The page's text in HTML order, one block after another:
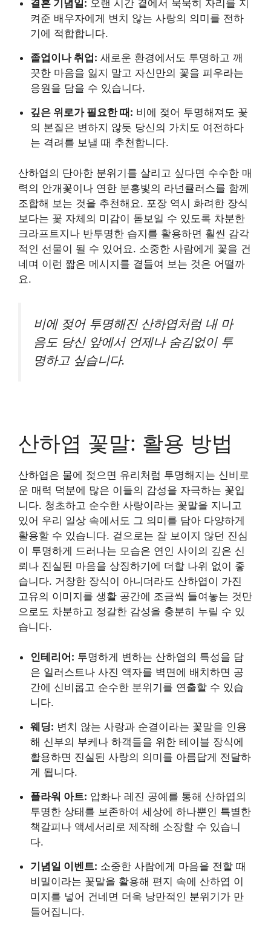
결혼 기념일: 오랜 시간 곁에서 묵묵히 자리를 지
켜준 배우자에게 변치 않는 사랑의 의미를 전하
기에 적합합니다.
졸업이나 취업: 새로운 환경에서도 투명하고 깨
끗한 마음을 잃지 말고 자신만의 꽃을 피우라는
응원을 담을 수 있습니다.
깊은 위로가 필요한 때: 비에 젖어 투명해져도 꽃
의 본질은 변하지 않듯 당신의 가치도 여전하다
는 격려를 보낼 때 추천합니다.
산하엽의 단아한 분위기를 살리고 싶다면 수수한 매
력의 안개꽃이나 연한 분홍빛의 라넌큘러스를 함께
조합해 보는 것을 추천해요. 포장 역시 화려한 장식
보다는 꽃 자체의 미감이 돋보일 수 있도록 차분한
크라프트지나 반투명한 습지를 활용하면 훨씬 감각
적인 선물이 될 수 있어요. 소중한 사람에게 꽃을 건
네며 이런 짧은 메시지를 곁들여 보는 것은 어떨까
요.
비에 젖어 투명해진 산하엽처럼 내 마
음도 당신 앞에서 언제나 숨김없이 투
명하고 싶습니다.
산하엽 꽃말: 활용 방법
산하엽은 물에 젖으면 유리처럼 투명해지는 신비로
운 매력 덕분에 많은 이들의 감성을 자극하는 꽃입
니다. 청초하고 순수한 사랑이라는 꽃말을 지니고
있어 우리 일상 속에서도 그 의미를 담아 다양하게
활용할 수 있습니다. 겉으로는 잘 보이지 않던 진심
이 투명하게 드러나는 모습은 연인 사이의 깊은 신
뢰나 진실된 마음을 상징하기에 더할 나위 없이 좋
습니다. 거창한 장식이 아니더라도 산하엽이 가진
고유의 이미지를 생활 공간에 조금씩 들여놓는 것만
으로도 차분하고 정갈한 감성을 충분히 누릴 수 있
습니다.
인테리어: 투명하게 변하는 산하엽의 특성을 담
은 일러스트나 사진 액자를 벽면에 배치하면 공
간에 신비롭고 순수한 분위기를 연출할 수 있습
니다.
웨딩: 변치 않는 사랑과 순결이라는 꽃말을 인용
해 신부의 부케나 하객들을 위한 테이블 장식에
활용하면 진실된 사랑의 의미를 아름답게 전달하
게 됩니다.
플라워 아트: 압화나 레진 공예를 통해 산하엽의
투명한 상태를 보존하여 세상에 하나뿐인 특별한
책갈피나 액세서리로 제작해 소장할 수 있습니
다.
기념일 이벤트: 소중한 사람에게 마음을 전할 때
비밀이라는 꽃말을 활용해 편지 속에 산하엽 이
미지를 넣어 건네면 더욱 낭만적인 분위기가 만
들어집니다.